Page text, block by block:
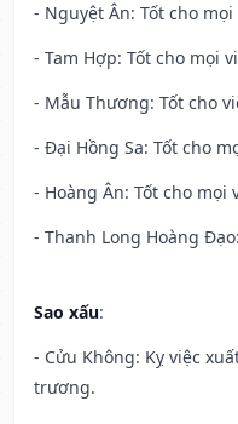
- Nguyệt Ân: Tốt cho mọi
- Tam Hợp: Tốt cho mọi
- Mẫu Thương: Tốt cho
- Đại Hồng Sa: Tốt cho
- Hoàng Ân: Tốt cho mọi
- Thanh Long Hoàng
Sao xấu:
- Cửu Không: Kỵ việc
trương.